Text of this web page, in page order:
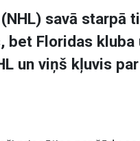
savā starpā
bet Floridas
un viņš kļuvis